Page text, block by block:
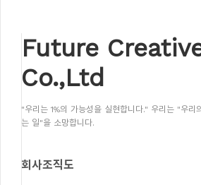
Future
Co.,Ltd
"우리는 1%의 가능성을 실현합니다." 우리는 "우리
는 일"을 소망합니다.
회사조직도